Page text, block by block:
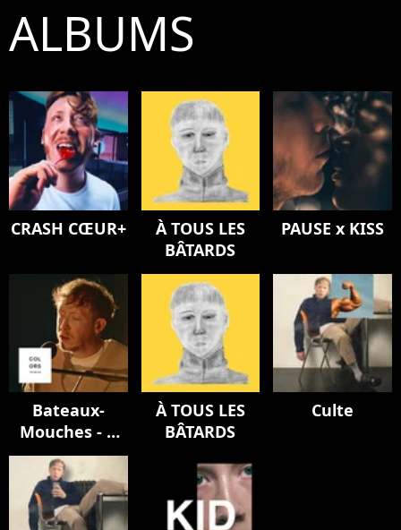
ALBUMS
CRASH CŒUR+
À TOUS LES
BÂTARDS
PAUSE x KISS
Bateaux-
Mouches - A
COLORS
ENCORE
À TOUS LES
BÂTARDS
Culte